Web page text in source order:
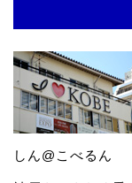
しん@こべるん